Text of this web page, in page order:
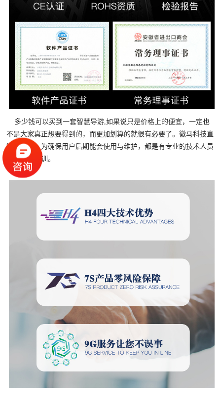
多少钱可以买到一套智慧导游,如果说只是价格上的便宜，一定也
不是大家真正想要得到的，而更加划算的就很有必要了。徽马科技直
销厂家，，为确保用户后期能会使用与维护，都是有专业的技术人员
1对1指导培训。